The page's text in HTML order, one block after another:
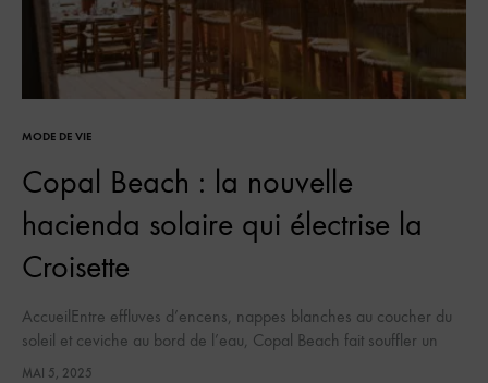
MODE DE VIE
Copal Beach : la nouvelle
hacienda solaire qui électrise la
Croisette
AccueilEntre effluves d’encens, nappes blanches au coucher du
soleil et ceviche au bord de l’eau, Copal Beach fait souffler un
vent chaud d’Amérique Latine sur Cannes. Exit les plages
MAI 5, 2025